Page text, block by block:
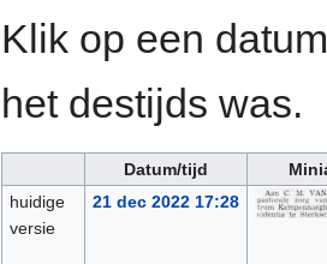
Klik op een
het destijds was.
Datum/tijd
huidige
versie
21 dec 2022 17:28